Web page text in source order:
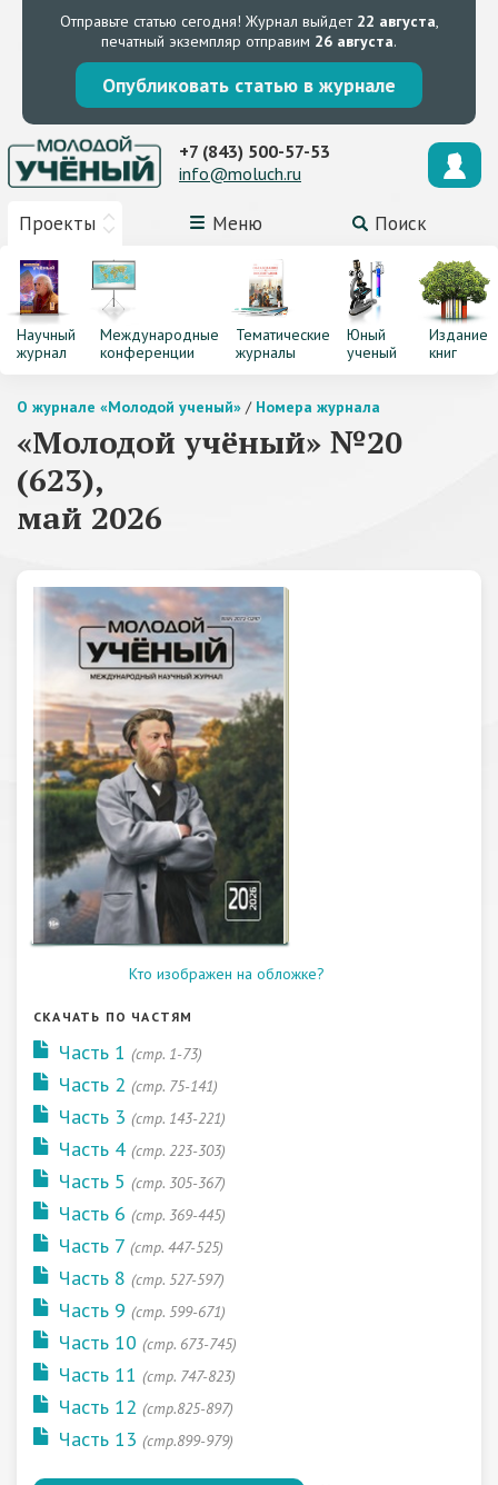
Отправьте статью сегодня! Журнал выйдет 22 августа,
печатный экземпляр отправим 26 августа.
Опубликовать статью в журнале
Проекты Меню Поиск
+7 (843) 500-57-53
info@moluch.ru
Научный
журнал
Международные
конференции
Тематические
журналы
Юный
ученый
Издание
книг
О журнале «Молодой ученый» / Номера журнала
«Молодой учёный» №20
(623),
май 2026
Кто изображен на обложке?
СКАЧАТЬ ПО ЧАСТЯМ
Часть 1 (стр. 1-73)
Часть 2 (стр. 75-141)
Часть 3 (стр. 143-221)
Часть 4 (стр. 223-303)
Часть 5 (стр. 305-367)
Часть 6 (стр. 369-445)
Часть 7 (стр. 447-525)
Часть 8 (стр. 527-597)
Часть 9 (стр. 599-671)
Часть 10 (стр. 673-745)
Часть 11 (стр. 747-823)
Часть 12 (стр.825-897)
Часть 13 (стр.899-979)